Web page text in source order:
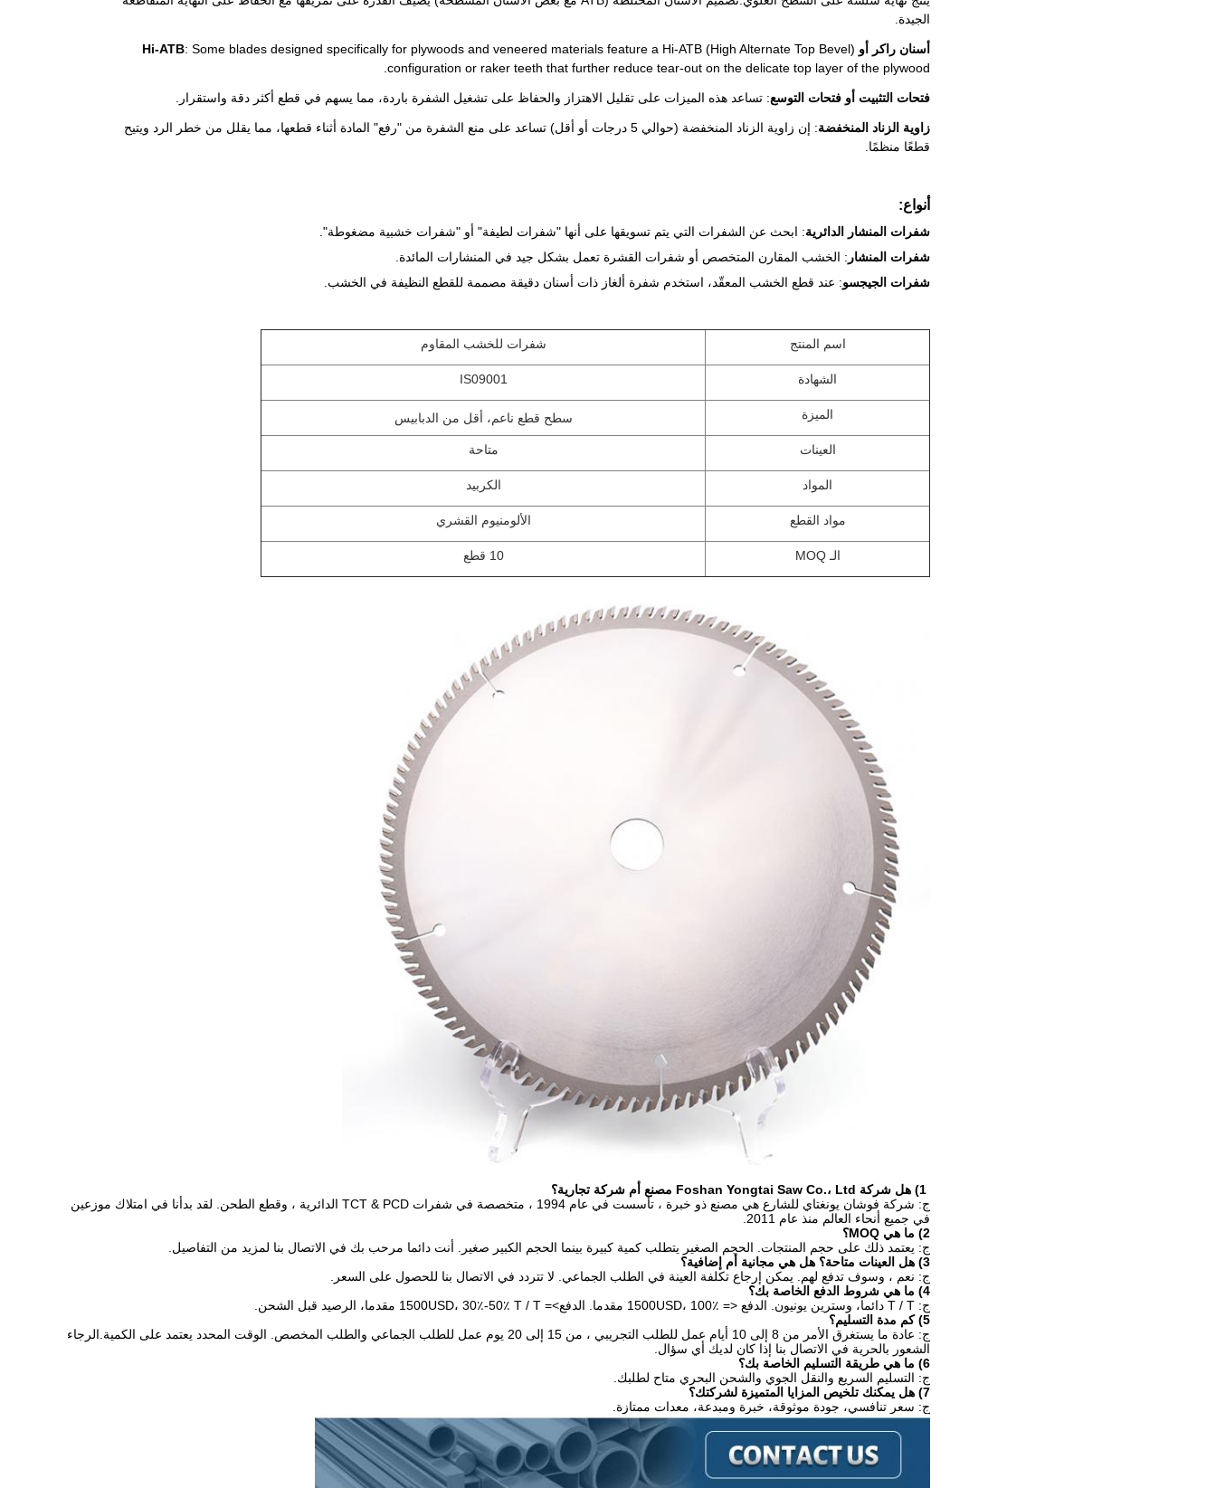
الجيدة.
أسنان راكر أو Hi-ATB : Some blades designed specifically for plywoods and veneered materials feature a Hi-ATB (High Alternate Top Bevel)
configuration or raker teeth that further reduce tear-out on the delicate top layer of the plywood.
فتحات التثبيت أو فتحات التوسع: تساعد هذه الميزات على تقليل الاهتزاز والحفاظ على تشغيل الشفرة باردة، مما يسهم في قطع أكثر دقة واستقرار.
زاوية الزناد المنخفضة
: إن زاوية الزناد المنخفضة (حوالي 5 درجات أو أقل) تساعد على منع الشفرة من "رفع" المادة أثناء قطعها، مما يقلل من خطر الرد ويتيح
قطعًا منظمًا.
أنواع:
شفرات المنشار الدائرية: ابحث عن الشفرات التي يتم تسويقها على أنها "شفرات لطيفة" أو "شفرات خشبية مضغوطة".
شفرات المنشار : الخشب المقارن المتخصص أو شفرات القشرة تعمل بشكل جيد في المنشارات المائدة.
شفرات الجيجسو: عند قطع الخشب المعقّد، استخدم شفرة ألغاز ذات أسنان دقيقة مصممة للقطع النظيفة في الخشب.
اسم المنتج شفرات للخشب المقاوم
الشهادة IS09001
الميزة سطح قطع ناعم، أقل من الدبابيس
العينات متاحة
المواد الكربيد
مواد القطع الألومنيوم القشري
الـ MOQ 10 قطع
1) هل شركة Foshan Yongtai Saw Co.، Ltd مصنع أم شركة تجارية؟
ج: شركة فوشان يونغتاي للشارع هي مصنع ذو خبرة ، تأسست في عام 1994 ، متخصصة في شفرات TCT & PCD الدائرية ، وقطع الطحن. لقد بدأنا في امتلاك موزعين
في جميع أنحاء العالم منذ عام 2011.
2) ما هي MOQ؟
ج: يعتمد ذلك على حجم المنتجات. الحجم الصغير يتطلب كمية كبيرة بينما الحجم الكبير صغير. أنت دائما مرحب بك في الاتصال بنا لمزيد من التفاصيل.
3) هل العينات متاحة؟ هل هي مجانية أم إضافية؟
ج: نعم ، وسوف تدفع لهم. يمكن إرجاع تكلفة العينة في الطلب الجماعي. لا تتردد في الاتصال بنا للحصول على السعر.
4) ما هي شروط الدفع الخاصة بك؟
ج: T / T دائما، وسترين يونيون. الدفع <= 1500USD، 100٪ مقدما. الدفع>= 1500USD، 30٪-50٪ T / T مقدما، الرصيد قبل الشحن.
5) كم مدة التسليم؟
ج: عادة ما يستغرق الأمر من 8 إلى 10 أيام عمل للطلب التجريبي ، من 15 إلى 20 يوم عمل للطلب الجماعي والطلب المخصص. الوقت المحدد يعتمد على الكمية.الرجاء
الشعور بالحرية في الاتصال بنا إذا كان لديك أي سؤال.
6) ما هي طريقة التسليم الخاصة بك؟
ج: التسليم السريع والنقل الجوي والشحن البحري متاح لطلبك.
7) هل يمكنك تلخيص المزايا المتميزة لشركتك؟
ج: سعر تنافسي، جودة موثوقة، خبرة ومبدعة، معدات ممتازة.